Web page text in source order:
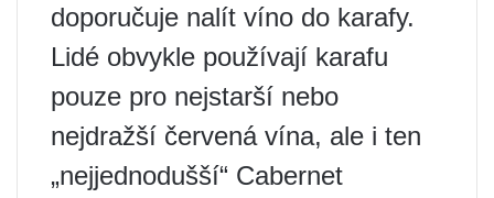
doporučuje nalít víno do karafy.
Lidé obvykle používají karafu
pouze pro nejstarší nebo
nejdražší červená vína, ale i ten
„nejjednodušší“ Cabernet